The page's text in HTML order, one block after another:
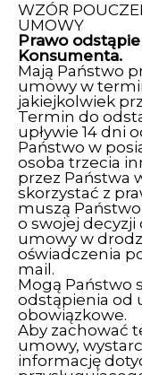
WZÓR
UMOWY
Prawo
Konsumenta.
Mają Państwo
umowy w
jakiejkolwiek
Termin do
upływie 14 dni
Państwo w
osoba trzecia
przez Państwa
skorzystać z
muszą
o swojej
umowy w
oświadczenia
mail.
Mogą Państwo
odstąpienia od
obowiązkowe.
Aby zachować
umowy,
informację